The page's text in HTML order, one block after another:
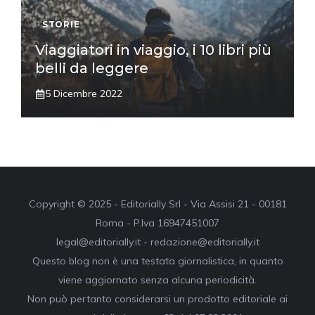
STORIE
Viaggiatori in viaggio, i 10 libri più
belli da leggere
5 Dicembre 2022
Copyright © 2025 - Editorially Srl - Via Assisi 21 - 00181
Roma - P.Iva 16947451007
legal@editorially.it - redazione@editorially.it
Questo blog non è una testata giornalistica, in quanto
viene aggiornato senza alcuna periodicità.
Non può pertanto considerarsi un prodotto editoriale ai